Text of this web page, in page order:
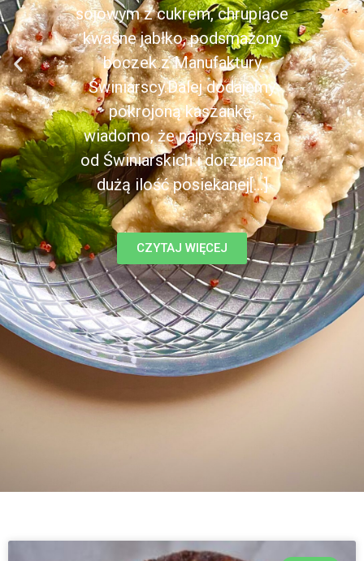
sojowym z cukrem, chrupiące
kwaśne jabłko, podsmażony
boczek z Manufaktury
Świniarscy.Dalej dodajemy
pokrojoną kaszankę,
wiadomo, że najpyszniejsza
od Świniarskich i dorzucamy
dużą ilość posiekanej[...]
CZYTAJ WIĘCEJ